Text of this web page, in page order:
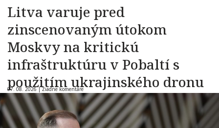
Litva varuje pred
zinscenovaným útokom
Moskvy na kritickú
infraštruktúru v Pobaltí s
použitím ukrajinského dronu
07. 08. 2026 |Žiadne komentáre